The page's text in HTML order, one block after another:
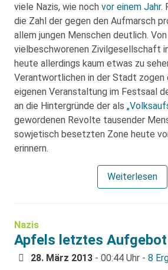
viele Nazis, wie noch vor einem Jahr.
die Zahl der gegen den Aufmarsch
allem jungen Menschen deutlich.
vielbeschworenen Zivilgesellschaft
heute allerdings kaum etwas zu
Verantwortlichen in der Stadt zogen
eigenen Veranstaltung im Festsaal
an die Hintergründe der als
gewordenen Revolte tausender
sowjetisch besetzten Zone heute
erinnern.
Weiterlesen
Nazis
Apfels letztes Aufgebot
28. März 2013 - 00:44 Uhr - 8